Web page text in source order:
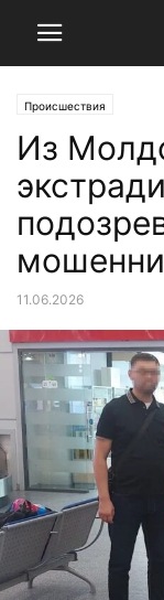
Происшествия
Из
11.06.2026